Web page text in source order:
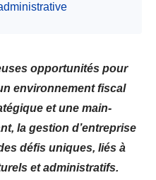
opportunités pour
environnement fiscal
et une main-
la gestion d’entreprise
défis uniques, liés à
et administratifs.